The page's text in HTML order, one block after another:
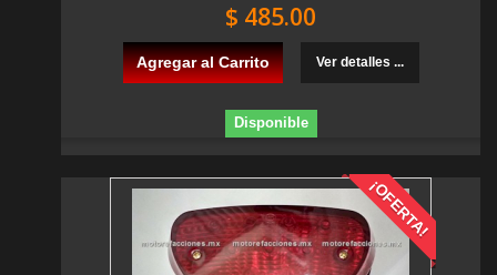
$ 485.00
Agregar al Carrito Ver detalles ...
Disponible
¡OFERTA!